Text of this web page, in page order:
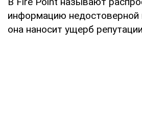
информацию недостоверной
она наносит ущерб